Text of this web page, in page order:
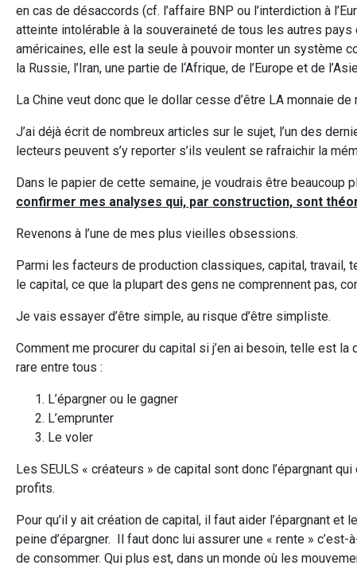
en cas de désaccords (cf. l’affaire BNP ou l’interdiction à
atteinte intolérable à la souveraineté de tous les autres
américaines, elle est la seule à pouvoir monter un système
la Russie, l’Iran, une partie de l‘Afrique, de l’Europe et de
La Chine veut donc que le dollar cesse d’être LA monnaie
J’ai déjà écrit de nombreux articles sur le sujet, l’un des
lecteurs peuvent s’y reporter s’ils veulent se rafraichir la
Dans le papier de cette semaine, je voudrais être beaucoup
confirmer mes analyses qui, par construction, sont
Revenons à l’une de mes plus vieilles obsessions.
Parmi les facteurs de production classiques, capital, travail,
le capital, ce que la plupart des gens ne comprennent pas,
Je vais essayer d’être simple, au risque d’être simpliste.
Comment me procurer du capital si j’en ai besoin, telle est
rare entre tous :
L’épargner ou le gagner
L’emprunter
Le voler
Les SEULS « créateurs » de capital sont donc l’épargnant
profits.
Pour qu’il y ait création de capital, il faut aider l’épargnant
peine d’épargner. Il faut donc lui assurer une « rente »
de consommer. Qui plus est, dans un monde où les